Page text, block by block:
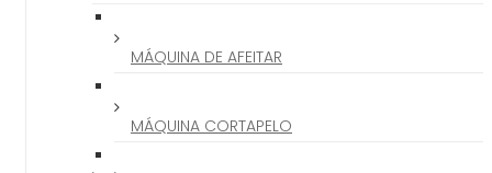
MÁQUINA DE AFEITAR
MÁQUINA CORTAPELO